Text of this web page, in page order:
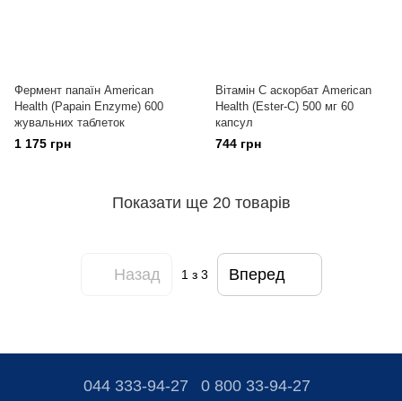
Фермент папаїн American
Health (Papain Enzyme) 600
жувальних таблеток
1 175 грн
Вітамін С аскорбат American
Health (Ester-C) 500 мг 60
капсул
744 грн
Показати ще 20 товарів
Назад 1з 3 Вперед
044 333-94-27 0 800 33-94-27